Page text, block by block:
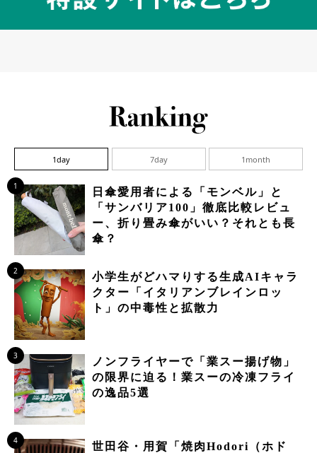
1day 7day 1month
1
日傘愛用者による「モンベル」と
「サンバリア100」徹底比較レビュ
ー、折り畳み傘がいい？それとも長
傘？
2
小学生がどハマりする生成AIキャラ
クター「イタリアンブレインロッ
ト」の中毒性と拡散力
3
ノンフライヤーで「業スー揚げ物」
の限界に迫る！業スーの冷凍フライ
の逸品5選
4
世田谷・用賀「焼肉Hodori（ホド